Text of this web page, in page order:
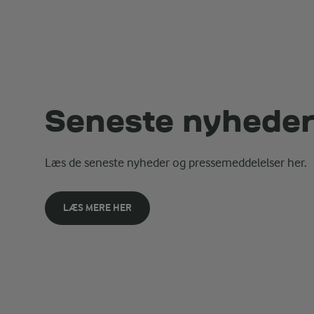
Seneste nyheder
Læs de seneste nyheder og pressemeddelelser her.
LÆS MERE HER